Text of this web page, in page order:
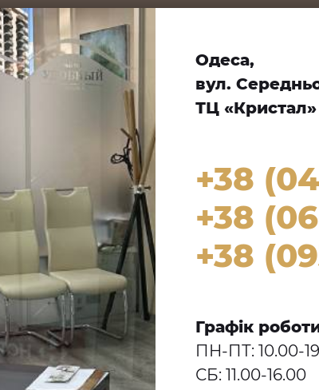
Одеса,
вул.
ТЦ «Кристал»
+38
+38
+38
Графік
ПН-ПТ: 10.00-
СБ: 11.00-16.00